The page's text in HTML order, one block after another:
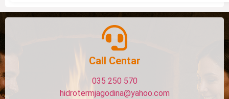
Call Centar
035 250 570
hidrotermjagodina@yahoo.com